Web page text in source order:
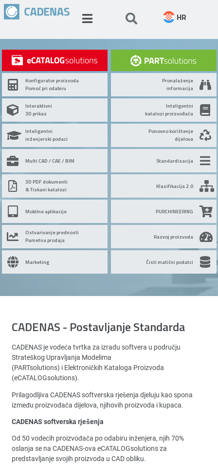
HR
Konfigurator proizvoda
Pomoć pri odabiru
Interaktivni
3D prikaz
Inteligentni
inženjerski podaci
Multi CAD / CAE / BIM
3D PDF dokumenti
& Tiskani katalozi
Mobilne aplikacije
Ostvarivanje prednosti
Pametna prodaja
Marketing
Pronalaženje
informacija
Inteligentni
katalozi proizvođača
Ponovno korištenje
dijelova
Standardizacija
Klasifikacija 2.0
PURCHINEERING
Razvoj proizvoda
Čisti matični podatci
CADENAS - Postavljanje Standarda
CADENAS je vodeća tvrtka za izradu softvera u području
Strateškog Upravljanja Modelima
(PARTsolutions) i Elektroničkih Kataloga Proizvoda
(eCATALOGsolutions).
Prilagodljiva CADENAS softverska rješenja djeluju kao spona
između proizvođača dijelova, njihovih proizvoda i kupaca.
CADENAS softverska rješenja
Od 50 vodećih proizvođača po odabiru inženjera, njih 70%
oslanja se na CADENAS-ova eCATALOGsolutions za
predstavljanje svojih proizvoda u CAD obliku.